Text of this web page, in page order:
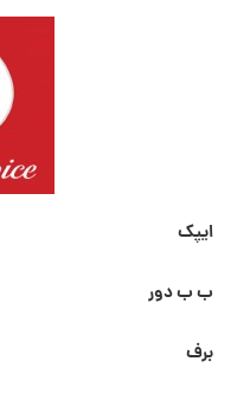
ایپک
ب ب دور
برف